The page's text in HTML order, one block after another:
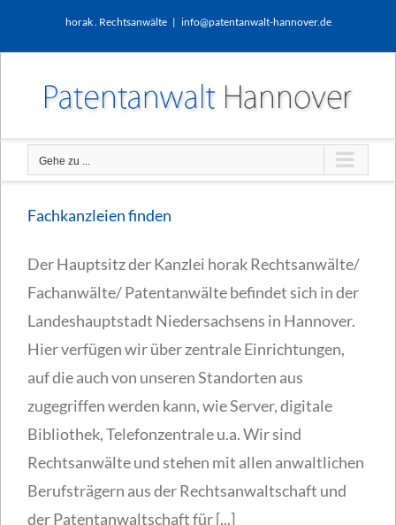
horak . Rechtsanwälte | info@patentanwalt-hannover.de
Gehe zu ...
Fachkanzleien finden
Der Hauptsitz der Kanzlei horak Rechtsanwälte/
Fachanwälte/ Patentanwälte befindet sich in der
Landeshauptstadt Niedersachsens in Hannover.
Hier verfügen wir über zentrale Einrichtungen,
auf die auch von unseren Standorten aus
zugegriffen werden kann, wie Server, digitale
Bibliothek, Telefonzentrale u.a. Wir sind
Rechtsanwälte und stehen mit allen anwaltlichen
Berufsträgern aus der Rechtsanwaltschaft und
der Patentanwaltschaft für [...]